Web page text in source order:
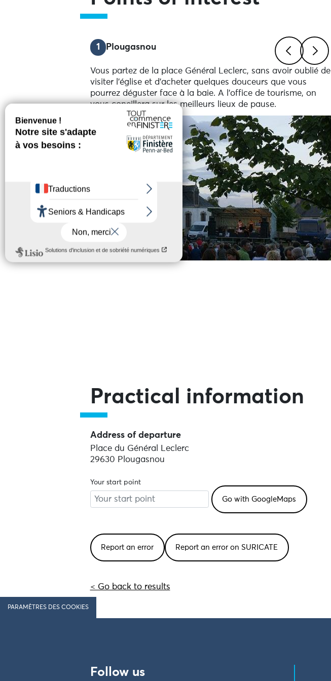
PreviousNext
1 Plougasnou
Vous partez de la place Général Leclerc, sans avoir oublié de
visiter l'église et d'acheter quelques douceurs que vous
pourrez déguster face à la baie. A l'office de tourisme, on
vous coneillera sur les meilleurs lieux de pause.
Practical information
Address of departure
Place du Général Leclerc
29630 Plougasnou
Your start point
Report an error Report an error on SURICATE
< Go back to results
PARAMÈTRES DES COOKIES
Follow us